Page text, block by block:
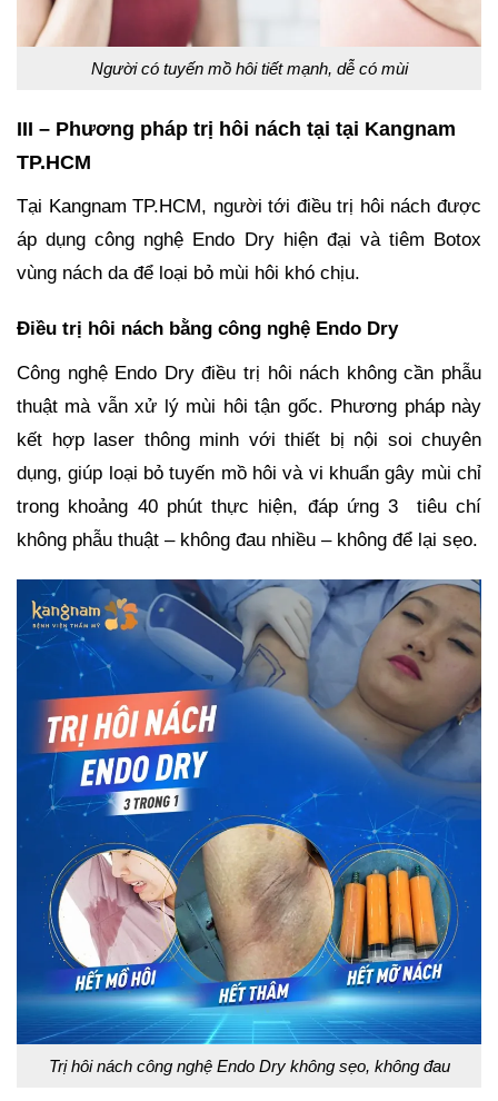
Người có tuyến mồ hôi tiết mạnh, dễ có mùi
III – Phương pháp trị hôi nách tại tại Kangnam
TP.HCM
Tại Kangnam TP.HCM, người tới điều trị hôi nách được
áp dụng công nghệ Endo Dry hiện đại và tiêm Botox
vùng nách da để loại bỏ mùi hôi khó chịu.
Điều trị hôi nách bằng công nghệ Endo Dry
Công nghệ Endo Dry điều trị hôi nách không cần phẫu
thuật mà vẫn xử lý mùi hôi tận gốc. Phương pháp này
kết hợp laser thông minh với thiết bị nội soi chuyên
dụng, giúp loại bỏ tuyến mồ hôi và vi khuẩn gây mùi chỉ
trong khoảng 40 phút thực hiện, đáp ứng 3 tiêu chí
không phẫu thuật – không đau nhiều – không để lại sẹo.
Trị hôi nách công nghệ Endo Dry không sẹo, không đau